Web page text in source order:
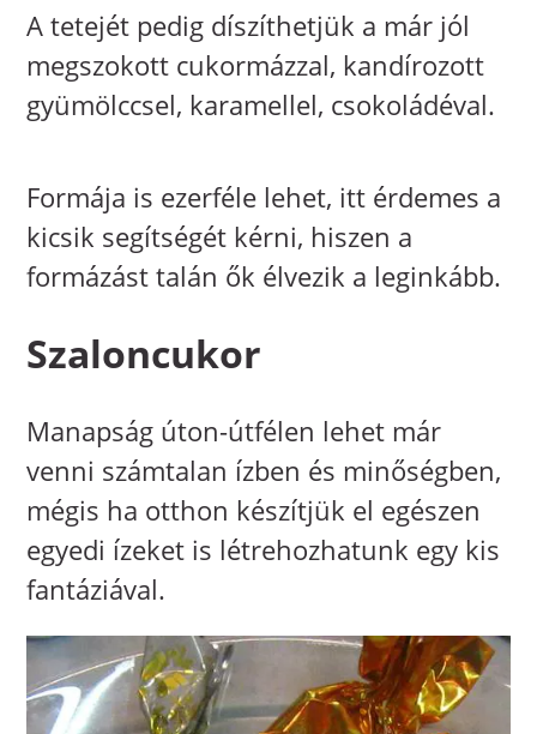
A tetejét pedig díszíthetjük a már jól
megszokott cukormázzal, kandírozott
gyümölccsel, karamellel, csokoládéval.
Formája is ezerféle lehet, itt érdemes a
kicsik segítségét kérni, hiszen a
formázást talán ők élvezik a leginkább.
Szaloncukor
Manapság úton-útfélen lehet már
venni számtalan ízben és minőségben,
mégis ha otthon készítjük el egészen
egyedi ízeket is létrehozhatunk egy kis
fantáziával.